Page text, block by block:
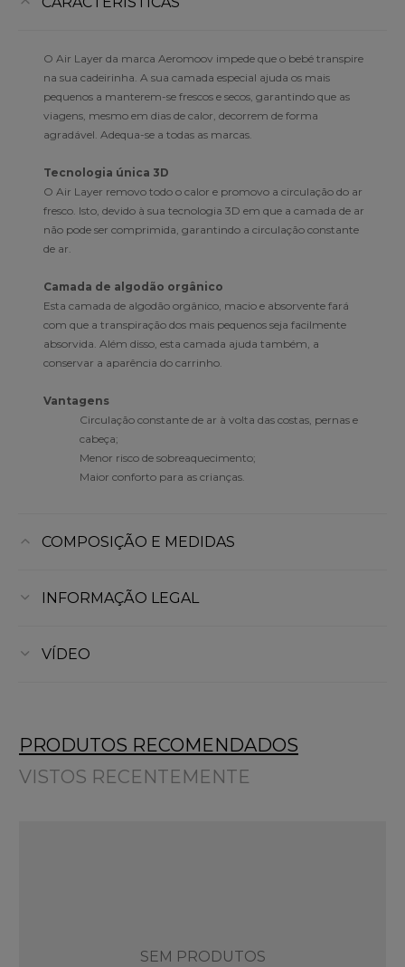
O Air Layer da marca Aeromoov impede que o bebé transpire
na sua cadeirinha. A sua camada especial ajuda os mais
pequenos a manterem-se frescos e secos, garantindo que as
viagens, mesmo em dias de calor, decorrem de forma
agradável. Adequa-se a todas as marcas.
Tecnologia única 3D
O Air Layer removo todo o calor e promovo a circulação do ar
fresco. Isto, devido à sua tecnologia 3D em que a camada de ar
não pode ser comprimida, garantindo a circulação constante
de ar.
Camada de algodão orgânico
Esta camada de algodão orgânico, macio e absorvente fará
com que a transpiração dos mais pequenos seja facilmente
absorvida. Além disso, esta camada ajuda também, a
conservar a aparência do carrinho.
Vantagens
Circulação constante de ar à volta das costas, pernas e
cabeça;
Menor risco de sobreaquecimento;
Maior conforto para as crianças.
COMPOSIÇÃO E MEDIDAS
INFORMAÇÃO LEGAL
VÍDEO
PRODUTOS RECOMENDADOS
VISTOS RECENTEMENTE
SEM PRODUTOS